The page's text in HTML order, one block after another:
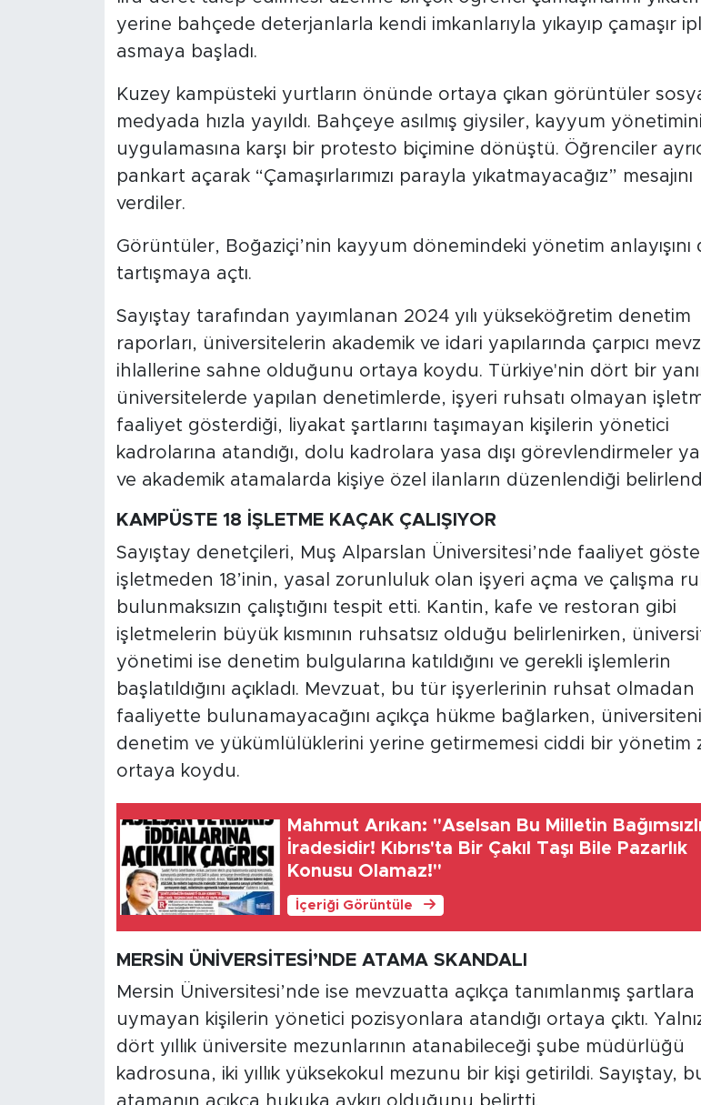
yerine bahçede deterjanlarla kendi imkanlarıyla yıkayıp çamaşır
asmaya başladı.
Kuzey kampüsteki yurtların önünde ortaya çıkan görüntüler
medyada hızla yayıldı. Bahçeye asılmış giysiler, kayyum
uygulamasına karşı bir protesto biçimine dönüştü. Öğrenciler
pankart açarak “Çamaşırlarımızı parayla yıkatmayacağız” mesajını
verdiler.
Görüntüler, Boğaziçi’nin kayyum dönemindeki yönetim anlayışını
tartışmaya açtı.
Sayıştay tarafından yayımlanan 2024 yılı yükseköğretim denetim
raporları, üniversitelerin akademik ve idari yapılarında çarpıcı
ihlallerine sahne olduğunu ortaya koydu. Türkiye'nin dört bir
üniversitelerde yapılan denetimlerde, işyeri ruhsatı olmayan
faaliyet gösterdiği, liyakat şartlarını taşımayan kişilerin yönetici
kadrolarına atandığı, dolu kadrolara yasa dışı görevlendirmeler
ve akademik atamalarda kişiye özel ilanların düzenlendiği
KAMPÜSTE 18 İŞLETME KAÇAK ÇALIŞIYOR
Sayıştay denetçileri, Muş Alparslan Üniversitesi’nde faaliyet
işletmeden 18’inin, yasal zorunluluk olan işyeri açma ve çalışma
bulunmaksızın çalıştığını tespit etti. Kantin, kafe ve restoran gibi
işletmelerin büyük kısmının ruhsatsız olduğu belirlenirken,
yönetimi ise denetim bulgularına katıldığını ve gerekli işlemlerin
başlatıldığını açıkladı. Mevzuat, bu tür işyerlerinin ruhsat olmadan
faaliyette bulunamayacağını açıkça hükme bağlarken,
denetim ve yükümlülüklerini yerine getirmemesi ciddi bir yönetim
ortaya koydu.
Mahmut Arıkan: "Aselsan Bu Milletin
İradesidir! Kıbrıs'ta Bir Çakıl Taşı Bile Pazarlık
Konusu Olamaz!"
İçeriği Görüntüle
MERSİN ÜNİVERSİTESİ’NDE ATAMA SKANDALI
Mersin Üniversitesi’nde ise mevzuatta açıkça tanımlanmış şartlara
uymayan kişilerin yönetici pozisyonlara atandığı ortaya çıktı.
dört yıllık üniversite mezunlarının atanabileceği şube müdürlüğü
kadrosuna, iki yıllık yüksekokul mezunu bir kişi getirildi. Sayıştay,